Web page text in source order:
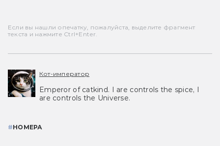
Если вы нашли опечатку, пожалуйста, выделите фрагмент
текста и нажмите Ctrl+Enter.
Кот-император
Emperor of catkind. I are controls the spice, I
are controls the Universe.
#НОМЕРА